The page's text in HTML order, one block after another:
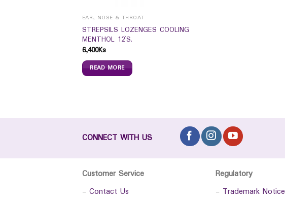
EAR, NOSE & THROAT
STREPSILS LOZENGES COOLING
MENTHOL 12`S.
6,400Ks
READ MORE
CONNECT WITH US
Customer Service
- Contact Us
Regulatory
- Trademark Notice